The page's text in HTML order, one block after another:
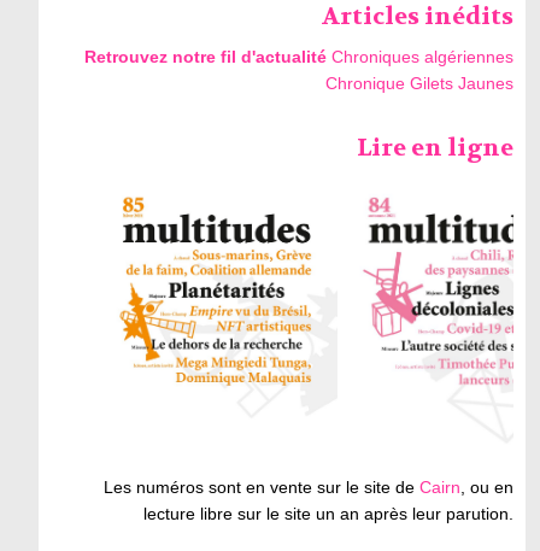
Articles inédits
Retrouvez notre fil d'actualité Chroniques algériennes
Chronique Gilets Jaunes
Lire en ligne
Les numéros sont en vente sur le site deCairn, ou en
lecture libre sur le site un an après leur parution.